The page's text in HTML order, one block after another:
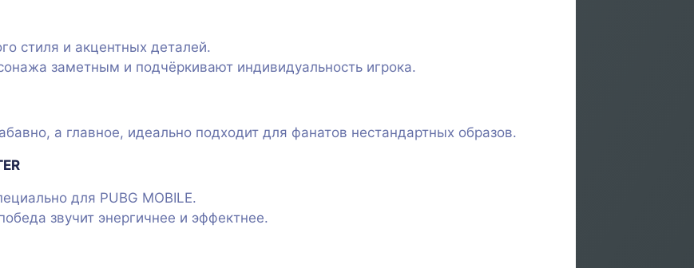
стиля и акцентных деталей.
заметным и подчёркивают индивидуальность игрока.
а главное, идеально подходит для фанатов нестандартных образов.
для PUBG MOBILE.
звучит энергичнее и эффектнее.